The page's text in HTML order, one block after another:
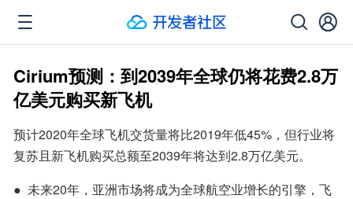
Cirium预测：到2039年全球仍将花费2.8万
亿美元购买新飞机
预计2020年全球飞机交货量将比2019年低45%，但行业将
复苏且新飞机购买总额至2039年将达到2.8万亿美元。
●  未来20年，亚洲市场将成为全球航空业增长的引擎，飞